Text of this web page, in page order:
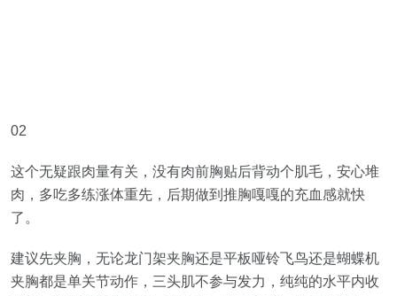
02
这个无疑跟肉量有关，没有肉前胸贴后背动个肌毛，安心堆
肉，多吃多练涨体重先，后期做到推胸嘎嘎的充血感就快
了。
建议先夹胸，无论龙门架夹胸还是平板哑铃飞鸟还是蝴蝶机
夹胸都是单关节动作，三头肌不参与发力，纯纯的水平内收